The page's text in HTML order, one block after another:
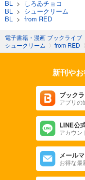
BL >
しろゐチョコ
BL > シュークリーム
BL > from RED
電子書籍・漫画 ブックライブ
シュークリーム 〉 from RED 〉
新刊や
ブック
アプリの
LINE公
アカウン
メール
お得な最